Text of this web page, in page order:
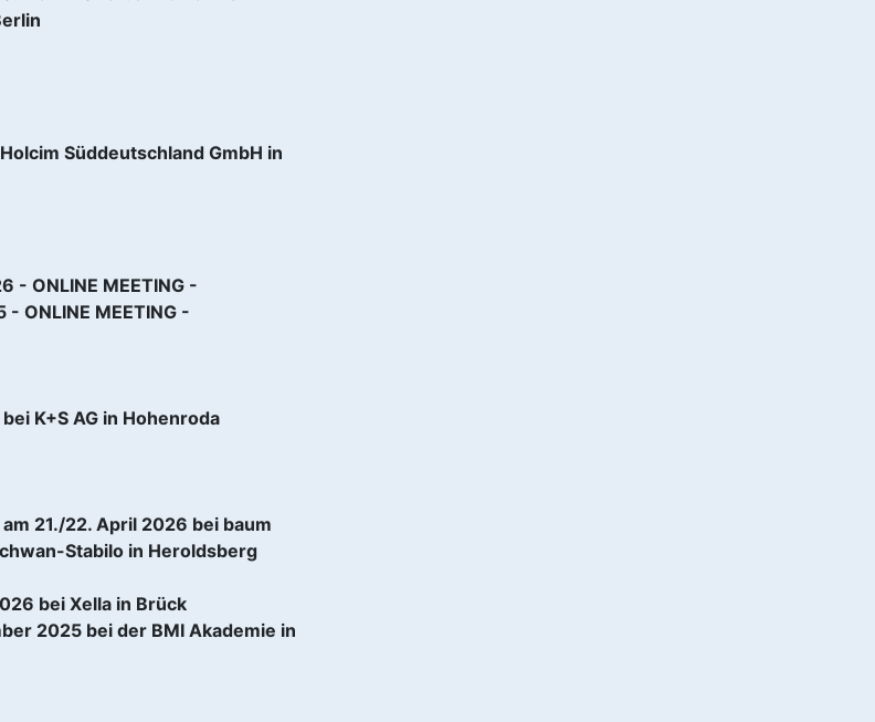
Süddeutschland GmbH in
- ONLINE MEETING -
ONLINE MEETING -
K+S AG in Hohenroda
21./22. April 2026 bei baum
Stabilo in Heroldsberg
bei Xella in Brück
2025 bei der BMI Akademie in